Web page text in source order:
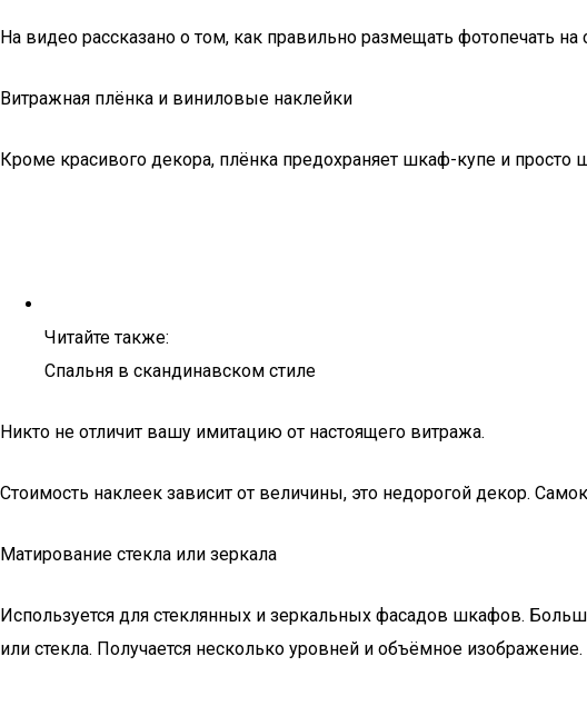
На видео рассказано о том, как правильно размещать фотопечать на
Витражная плёнка и виниловые наклейки
Кроме красивого декора, плёнка предохраняет шкаф-купе и
Читайте также:
Спальня в скандинавском стиле
Никто не отличит вашу имитацию от настоящего витража.
Стоимость наклеек зависит от величины, это недорогой декор.
Матирование стекла или зеркала
Используется для стеклянных и зеркальных фасадов шкафов.
или стекла. Получается несколько уровней и объёмное изображение.